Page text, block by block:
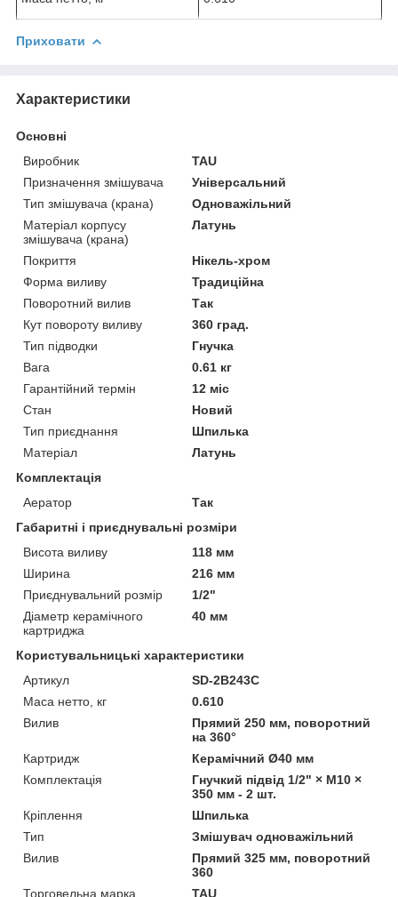
Приховати
Характеристики
Основні
Виробник
TAU
Призначення змішувача
Універсальний
Тип змішувача (крана)
Одноважільний
Матеріал корпусу
змішувача (крана)
Латунь
Покриття
Нікель-хром
Форма виливу
Традиційна
Поворотний вилив
Так
Кут повороту виливу
360 град.
Тип підводки
Гнучка
Вага
0.61 кг
Гарантійний термін
12 міс
Стан
Новий
Тип приєднання
Шпилька
Матеріал
Латунь
Комплектація
Аератор
Так
Габаритні і приєднувальні розміри
Висота виливу
118 мм
Ширина
216 мм
Приєднувальний розмір
1/2"
Діаметр керамічного
картриджа
40 мм
Користувальницькі характеристики
Артикул
SD-2B243C
Маса нетто, кг
0.610
Вилив
Прямий 250 мм, поворотний
на 360°
Картридж
Керамічний Ø40 мм
Комплектація
Гнучкий підвід 1/2" × M10 ×
350 мм - 2 шт.
Кріплення
Шпилька
Тип
Змішувач одноважільний
Вилив
Прямий 325 мм, поворотний
360
Торговельна марка
TAU